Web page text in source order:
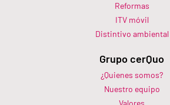
Reformas
ITV móvil
Distintivo ambiental
Grupo cerQuo
¿Quienes somos?
Nuestro equipo